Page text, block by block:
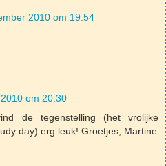
2010 om 19:54
om 20:30
de tegenstelling (het vrolijke
day) erg leuk! Groetjes, Martine